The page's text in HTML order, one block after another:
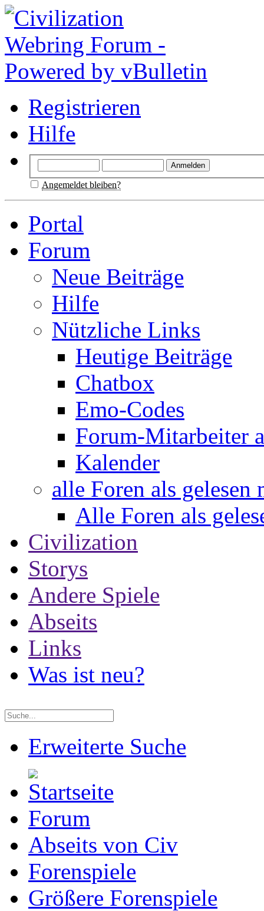
Registrieren
Hilfe
Angemeldet bleiben?
Portal
Forum
Neue Beiträge
Hilfe
Nützliche Links
Heutige Beiträge
Chatbox
Emo-Codes
Forum-Mitarbeiter
Kalender
alle Foren als gelesen
Alle Foren als
Civilization
Storys
Andere Spiele
Abseits
Links
Was ist neu?
Erweiterte Suche
Forum
Abseits von Civ
Forenspiele
Größere Forenspiele